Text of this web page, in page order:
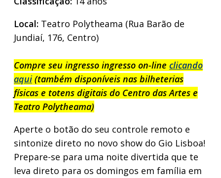
Local: Teatro Polytheama (Rua Barão de
Jundiaí, 176, Centro)
Compre seu ingresso ingresso on-line clicando
aqui(também disponíveis nas bilheterias
físicas e totens digitais do Centro das Artes e
Teatro Polytheama)
Aperte o botão do seu controle remoto e
sintonize direto no novo show do Gio Lisboa!
Prepare-se para uma noite divertida que te
leva direto para os domingos em família em